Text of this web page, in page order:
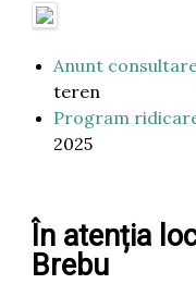
Anunt
teren
Program
2025
În atenția
Brebu